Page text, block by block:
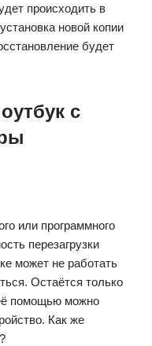
происходить в
новой копии
будет
с
или программного
перезагрузки
может не работать
Остаётся только
помощью можно
Как же